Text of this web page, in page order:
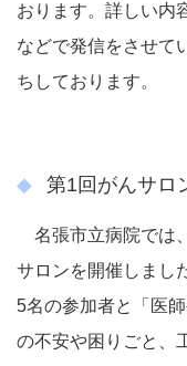
おります。詳しい内
などで発信をさせて
ちしております。
第1回がんサロ
名張市立病院では
サロンを開催しまし
5名の参加者と「医
の不安や困りごと、